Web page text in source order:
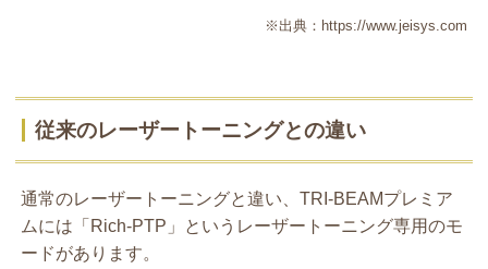
※出典： https://www.jeisys.com
従来のレーザートーニングとの違い
通常のレーザートーニングと違い、TRI-BEAMプレミア
ムには「Rich-PTP」というレーザートーニング専用のモ
ードがあります。